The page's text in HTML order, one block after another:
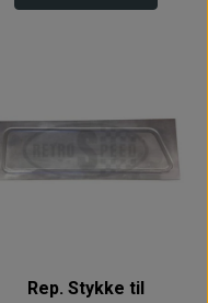
Rep. Stykke til